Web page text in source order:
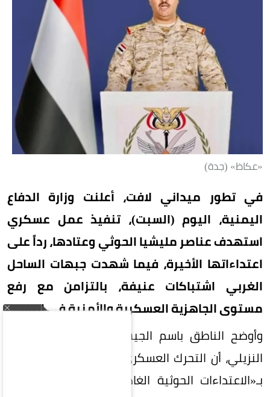
«عكاظ» (جدة)
في تطور ميداني لافت، أعلنت وزارة الدفاع
اليمنية، اليوم (السبت)، تنفيذ عمل عسكري
استهدف عناصر مليشيا الحوثي وعتادها، رداً على
اعتداءاتها الأخيرة، فيما شهدت جبهات الساحل
الغربي اشتباكات عنيفة، بالتزامن مع رفع
مستوى الجاهزية العسكرية والأمنية في البلاد.
وأوضح الناطق باسم الجيش اليمني العقيد ماجد
النزيلي، أن التحرك العسكري جاء رداً على ما وصفه
بـ«الاعتداءات الحوثية الغادرة»، مؤكداً أن العملية